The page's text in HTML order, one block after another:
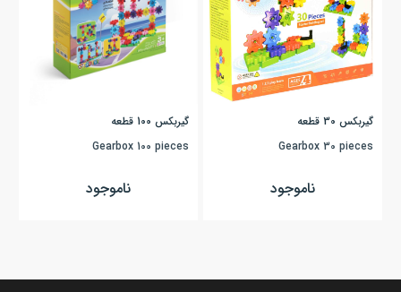
گیربکس 30 قطعه
Gearbox 30 pieces
ناموجود
گیربکس 100 قطعه
Gearbox 100 pieces
ناموجود